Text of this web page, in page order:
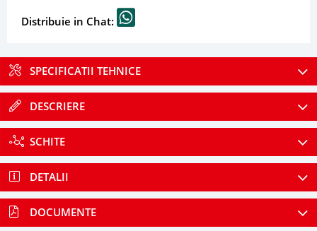
Distribuie in Chat:
SPECIFICATII TEHNICE
DESCRIERE
SCHITE
DETALII
DOCUMENTE